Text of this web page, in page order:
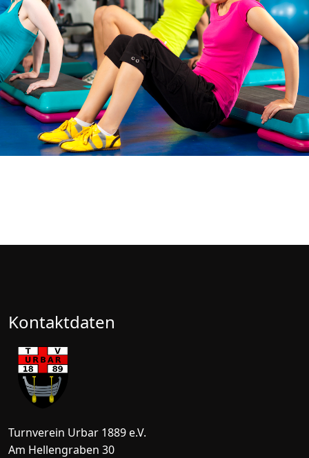
Kontaktdaten
Turnverein Urbar 1889 e.V.
Am Hellengraben 30